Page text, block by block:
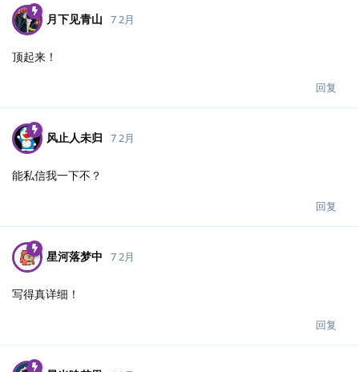
月下见青山 7 2月
顶起来！
回复
风止人未归 7 2月
能私信我一下不？
回复
星河落梦中 7 2月
写得真详细！
回复